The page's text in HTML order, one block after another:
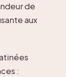
de
aux
: